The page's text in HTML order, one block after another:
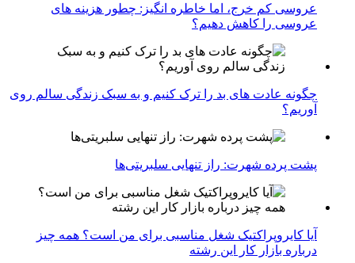
عروسی کم خرج، اما خاطره انگیز: چطور هزینه های
عروسی را کاهش دهیم؟
چگونه عادت‌ های بد را ترک کنیم و به سبک زندگی سالم روی
آوریم؟
پشت پرده شهرت: راز تنهایی سلبریتی‌ها
آیا کایروپراکتیک شغل مناسبی برای من است؟ همه چیز
درباره بازار کار این رشته